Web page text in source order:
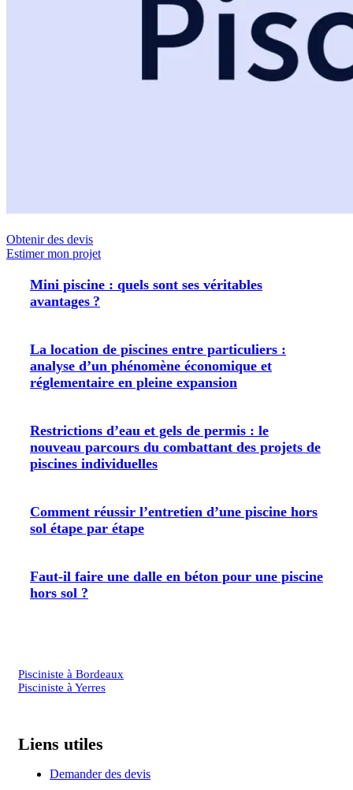
Obtenir des devis
Estimer mon projet
Mini piscine : quels sont ses véritables
avantages ?
La location de piscines entre particuliers :
analyse d’un phénomène économique et
réglementaire en pleine expansion
Restrictions d’eau et gels de permis : le
nouveau parcours du combattant des projets de
piscines individuelles
Comment réussir l’entretien d’une piscine hors
sol étape par étape
Faut-il faire une dalle en béton pour une piscine
hors sol ?
Pisciniste à Bordeaux
Pisciniste à Yerres
Liens utiles
Demander des devis